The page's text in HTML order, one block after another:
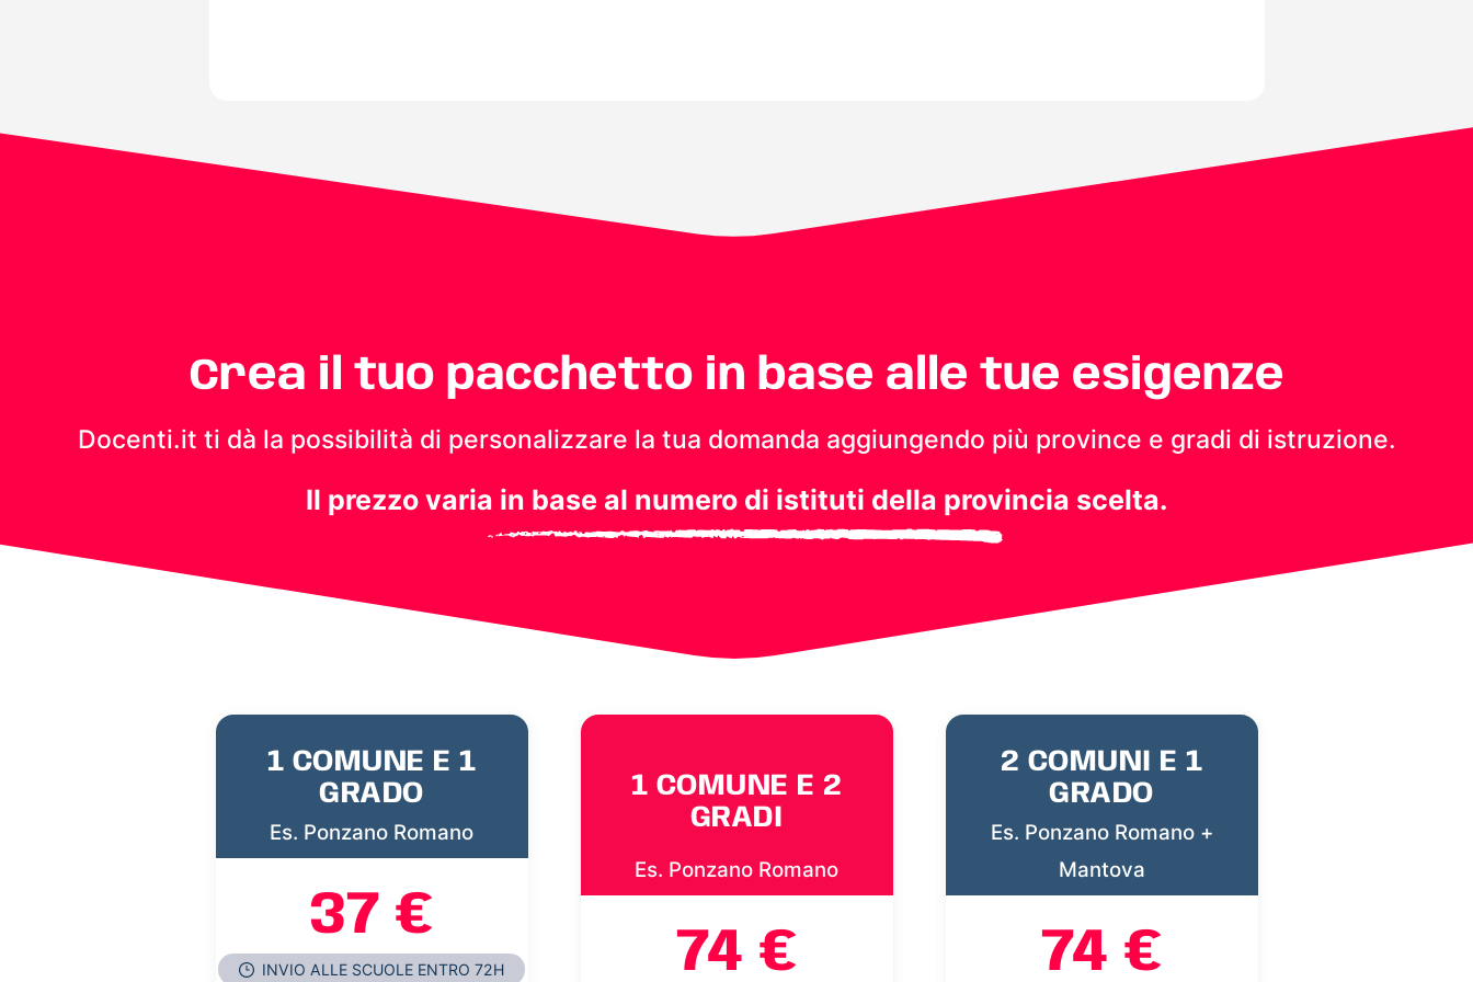
Crea il tuo pacchetto in base alle tue esigenze
Docenti.it ti dà la possibilità di personalizzare la tua domanda aggiungendo più province e gradi di istruzione.
Il prezzo varia in base al numero di istituti della provincia scelta.
1 COMUNE E 1
GRADO
Es. Ponzano Romano
37 €
INVIO ALLE SCUOLE ENTRO 72H
1 COMUNE E 2
GRADI
Es. Ponzano Romano
74 €
2 COMUNI E 1
GRADO
Es. Ponzano Romano +
Mantova
74 €